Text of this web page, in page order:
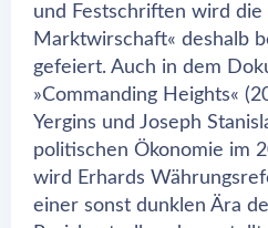
und Festschriften wird die
Marktwirschaft« deshalb
gefeiert. Auch in dem
»Commanding Heights«
Yergins und Joseph
politischen Ökonomie im
wird Erhards
einer sonst dunklen Ära